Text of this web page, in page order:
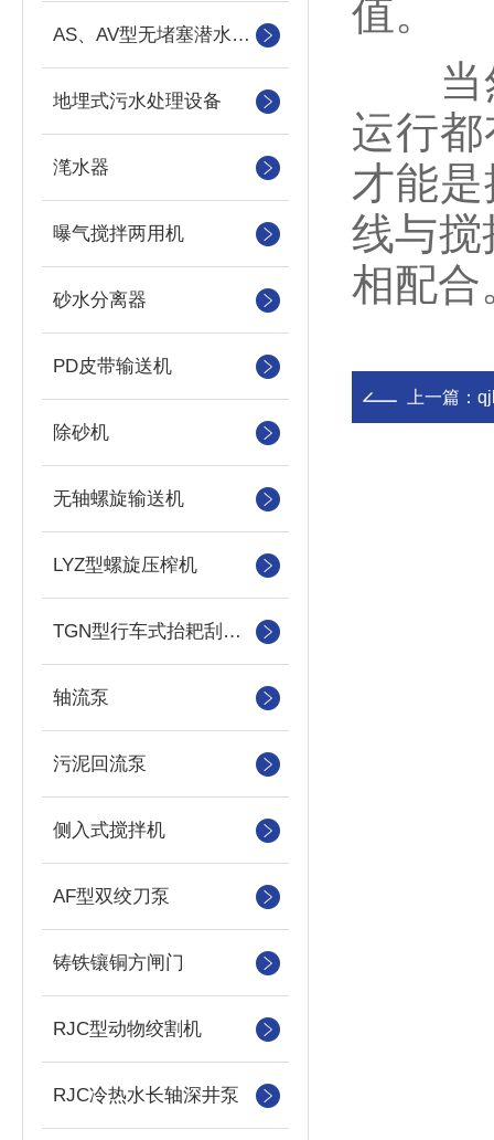
AS、AV型无堵塞潜水吸砂泵
地埋式污水处理设备
滗水器
曝气搅拌两用机
砂水分离器
PD皮带输送机
除砂机
无轴螺旋输送机
LYZ型螺旋压榨机
TGN型行车式抬耙刮泥（撇渣机）机
轴流泵
污泥回流泵
侧入式搅拌机
AF型双绞刀泵
铸铁镶铜方闸门
RJC型动物绞割机
RJC冷热水长轴深井泵
值。
当然
运行
才能
线与搅
相配合
上一篇：